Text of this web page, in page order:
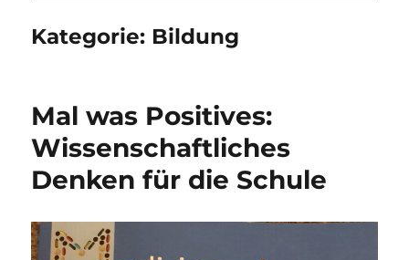
Kategorie: Bildung
Mal was Positives:
Wissenschaftliches
Denken für die Schule